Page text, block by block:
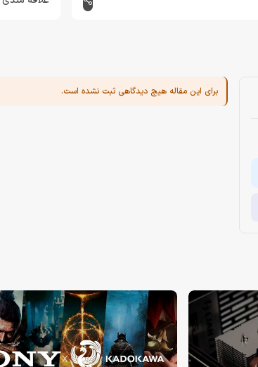
برای این مقاله هیچ دیدگاهی ثبت نشده است.